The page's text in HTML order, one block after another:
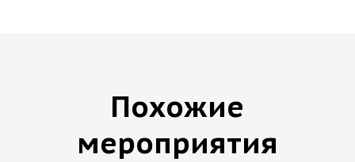
Похожие
мероприятия